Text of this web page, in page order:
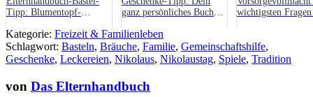
Tipp: Blumentopf-
ganz persönliches Buch
wichtigsten
Kategorie: Freizeit & Familienleben
Schlagwort: Basteln, Bräuche, Familie, Gemeinschaftshilfe,
Geschenke, Leckereien, Nikolaus, Nikolaustag, Spiele, Tradition
von Das Elternhandbuch